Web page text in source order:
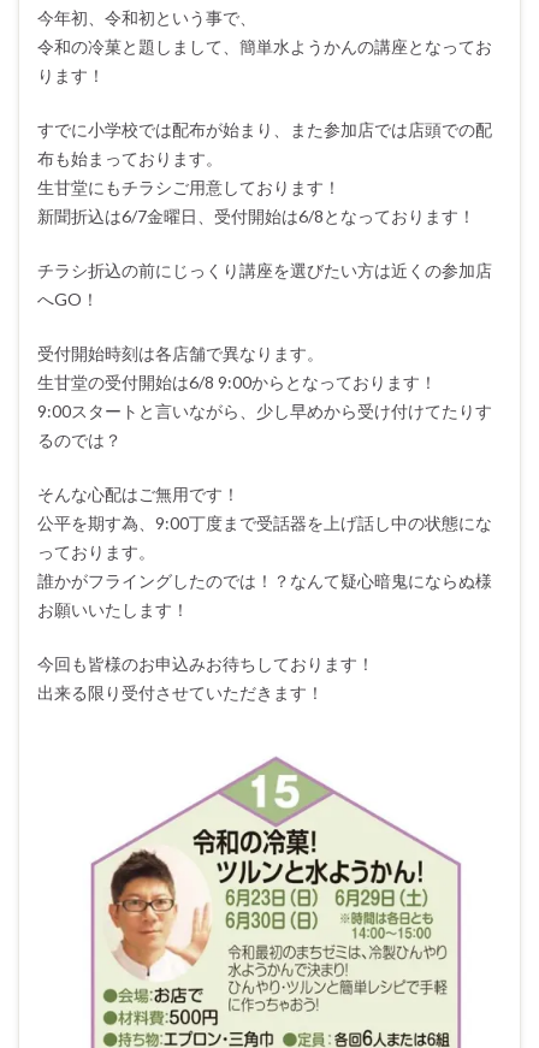
今年初、令和初という事で、
令和の冷菓と題しまして、簡単水ようかんの講座となってお
ります！
すでに小学校では配布が始まり、また参加店では店頭での配
布も始まっております。
生甘堂にもチラシご用意しております！
新聞折込は6/7金曜日、受付開始は6/8となっております！
チラシ折込の前にじっくり講座を選びたい方は近くの参加店
へGO！
受付開始時刻は各店舗で異なります。
生甘堂の受付開始は6/8 9:00からとなっております！
9:00スタートと言いながら、少し早めから受け付けてたりす
るのでは？
そんな心配はご無用です！
公平を期す為、9:00丁度まで受話器を上げ話し中の状態にな
っております。
誰かがフライングしたのでは！？なんて疑心暗鬼にならぬ様
お願いいたします！
今回も皆様のお申込みお待ちしております！
出来る限り受付させていただきます！